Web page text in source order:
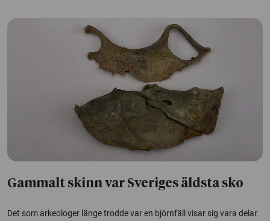
Gammalt skinn var Sveriges äldsta sko
Det som arkeologer länge trodde var en björnfäll visar sig vara delar